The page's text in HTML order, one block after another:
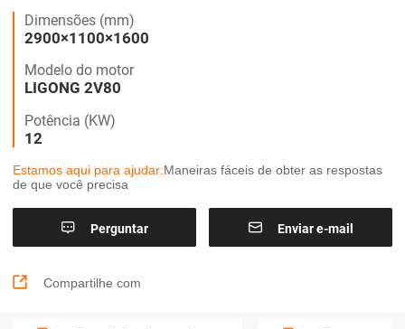
Dimensões (mm)
2900×1100×1600
Modelo do motor
LIGONG 2V80
Potência (KW)
12
Estamos aqui para ajudar:Maneiras fáceis de obter as respostas
de que você precisa
 Perguntar  Enviar e-mail
 Compartilhe com